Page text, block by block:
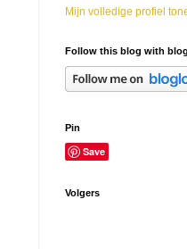
Mijn volledige profiel
Follow this blog with
Pin
Save
Volgers